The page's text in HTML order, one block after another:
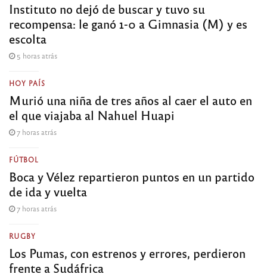
Instituto no dejó de buscar y tuvo su
recompensa: le ganó 1-0 a Gimnasia (M) y es
escolta
5 horas atrás
HOY PAÍS
Murió una niña de tres años al caer el auto en
el que viajaba al Nahuel Huapi
7 horas atrás
FÚTBOL
Boca y Vélez repartieron puntos en un partido
de ida y vuelta
7 horas atrás
RUGBY
Los Pumas, con estrenos y errores, perdieron
frente a Sudáfrica